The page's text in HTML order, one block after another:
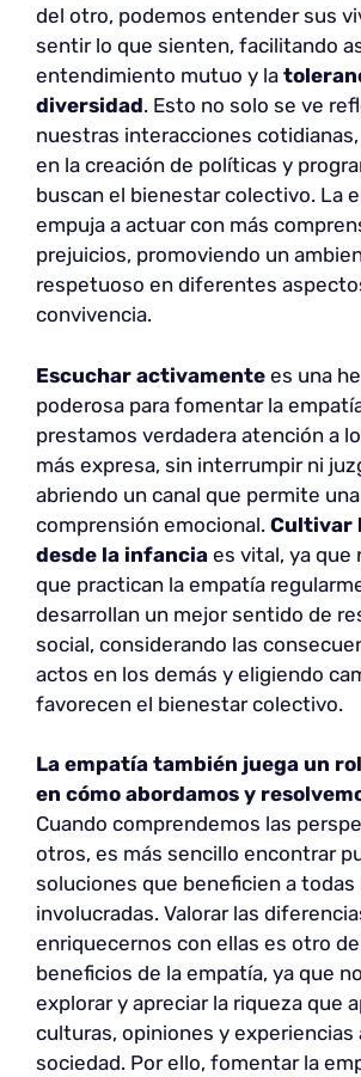
del otro, podemos entender sus
sentir lo que sienten, facilitando
entendimiento mutuo y la
diversidad. Esto no solo se ve
nuestras interacciones
en la creación de políticas y
buscan el bienestar colectivo. La
empuja a actuar con más
prejuicios, promoviendo un
respetuoso en diferentes
convivencia.
Escuchar activamente es una
poderosa para fomentar la
prestamos verdadera atención a
más expresa, sin interrumpir ni
abriendo un canal que permite
comprensión emocional. Cultivar
desde la infancia es vital, ya que
que practican la empatía
desarrollan un mejor sentido de
social, considerando las
actos en los demás y eligiendo
favorecen el bienestar colectivo.
La empatía también juega un
en cómo abordamos y
Cuando comprendemos las
otros, es más sencillo encontrar
soluciones que beneficien a todas
involucradas. Valorar las
enriquecernos con ellas es otro
beneficios de la empatía, ya que
explorar y apreciar la riqueza que
culturas, opiniones y experiencias
sociedad. Por ello, fomentar la